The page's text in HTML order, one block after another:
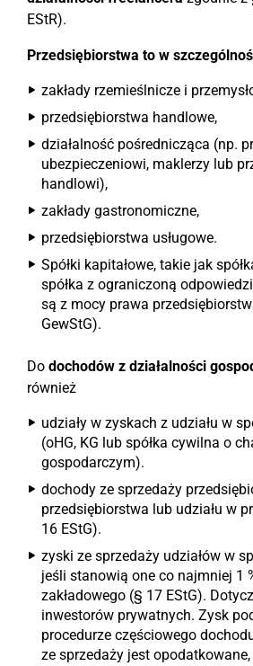
EStR).
Przedsiębiorstwa to w
zakłady rzemieślnicze i
przedsiębiorstwa handlowe,
działalność pośrednicząca (np.
ubezpieczeniowi, maklerzy lub
handlowi),
zakłady gastronomiczne,
przedsiębiorstwa usługowe.
Spółki kapitałowe, takie jak
spółka z ograniczoną
są z mocy prawa
GewStG).
Do dochodów z działalności
również
udziały w zyskach z udziału w
(oHG, KG lub spółka cywilna o
gospodarczym).
dochody ze sprzedaży
przedsiębiorstwa lub udziału w
16 EStG).
zyski ze sprzedaży udziałów w
jeśli stanowią one co najmniej 1
zakładowego (§ 17 EStG).
inwestorów prywatnych. Zysk
procedurze częściowego
ze sprzedaży jest